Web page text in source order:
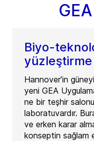
Biyo-
Hannover’in
yeni GEA
ne bir teşhir
laboratuvardır.
ve erken karar
konseptin sağlam